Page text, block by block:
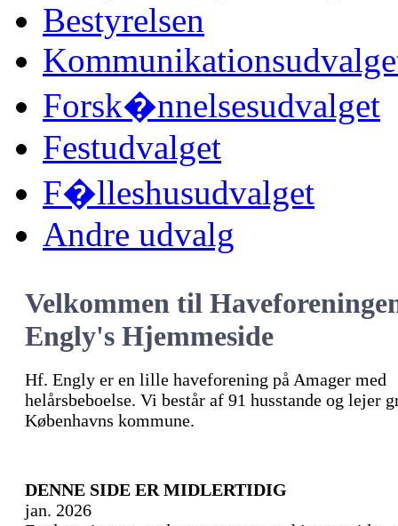
Bestyrelsen
Forsk�nnelsesudvalget
Festudvalget
F�lleshusudvalget
Andre udvalg
Velkommen til
Engly's Hjemmeside
Hf. Engly er en lille haveforening på Amager med
helårsbeboelse. Vi består af 91 husstande og lejer
Københavns kommune.
DENNE SIDE ER MIDLERTIDIG
jan. 2026